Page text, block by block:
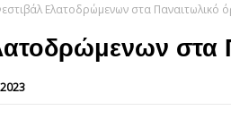
Ελατοδρώμενων στα Παναιτωλικό
στα